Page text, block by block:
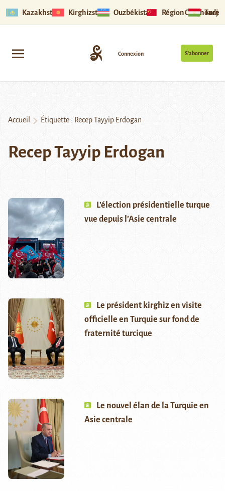
Kazakhstan Kirghizstan Ouzbékistan Région Ouïghoure
S’abonner
Connexion
Accueil Étiquette : Recep Tayyip Erdogan
Recep Tayyip Erdogan
L’élection présidentielle turque
vue depuis l’Asie centrale
Le président kirghiz en visite
officielle en Turquie sur fond de
fraternité turcique
Le nouvel élan de la Turquie en
Asie centrale